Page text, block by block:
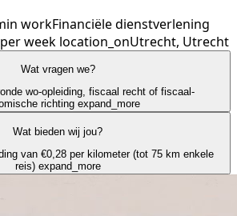
workFinanciële dienstverlening
week location_onUtrecht, Utrecht
Wat vragen we?
wo-opleiding, fiscaal recht of fiscaal-
richting expand_more
Wat bieden wij jou?
van €0,28 per kilometer (tot 75 km enkele
reis) expand_more